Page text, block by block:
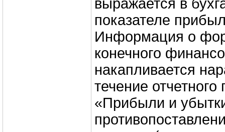
выражается в
показателе
Информация о
конечного
накапливается
течение отчетного
«Прибыли и